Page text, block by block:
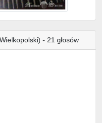
- 21 głosów